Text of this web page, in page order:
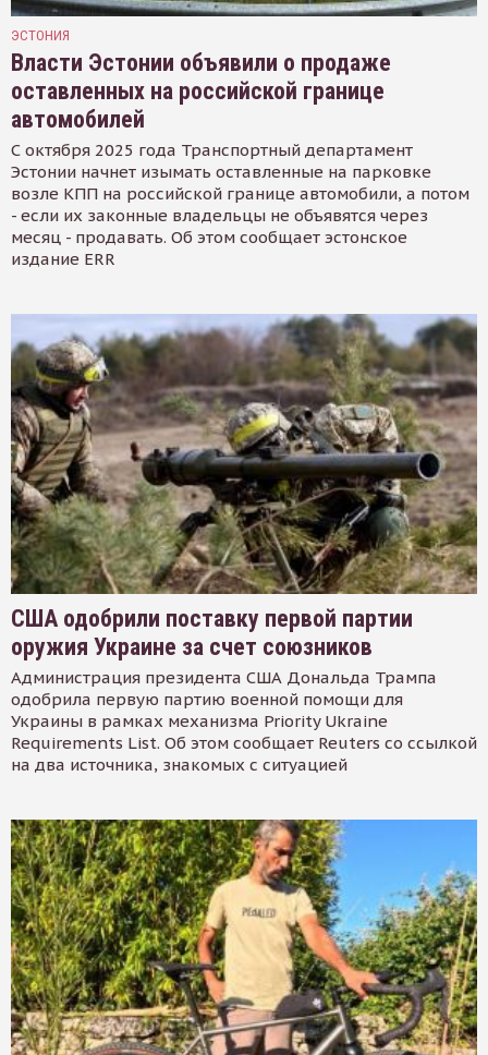
ЭСТОНИЯ
Власти Эстонии объявили о продаже
оставленных на российской границе
автомобилей
С октября 2025 года Транспортный департамент
Эстонии начнет изымать оставленные на парковке
возле КПП на российской границе автомобили, а потом
- если их законные владельцы не объявятся через
месяц - продавать. Об этом сообщает эстонское
издание ERR
США одобрили поставку первой партии
оружия Украине за счет союзников
Администрация президента США Дональда Трампа
одобрила первую партию военной помощи для
Украины в рамках механизма Priority Ukraine
Requirements List. Об этом сообщает Reuters со ссылкой
на два источника, знакомых с ситуацией